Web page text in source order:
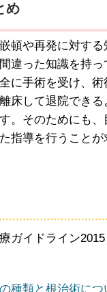
め
頓や再発に対す
違った知識を持
に手術を受け、
床して退院できる
。そのためにも
指導を行うことが
ガイドライン
種類と根治術につ